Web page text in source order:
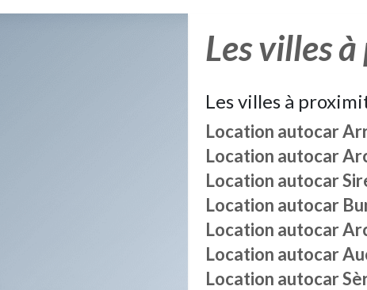
Les villes
Les villes à
Location autocar
Location autocar
Location autocar
Location autocar
Location autocar
Location autocar
Location autocar